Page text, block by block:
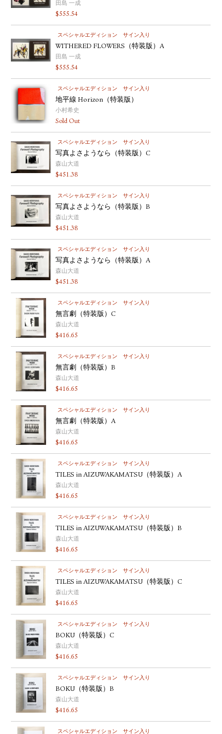
田島 一成
$555.54
スペシャルエディション サイン入り
WITHERED FLOWERS（特装版）A
田島 一成
$555.54
スペシャルエディション サイン入り
地平線 Horizon（特装版）
小村希史
Sold Out
スペシャルエディション サイン入り
写真よさようなら（特装版）C
森山大道
$451.38
スペシャルエディション サイン入り
写真よさようなら（特装版）B
森山大道
$451.38
スペシャルエディション サイン入り
写真よさようなら（特装版）A
森山大道
$451.38
スペシャルエディション サイン入り
無言劇（特装版）C
森山大道
$416.65
スペシャルエディション サイン入り
無言劇（特装版）B
森山大道
$416.65
スペシャルエディション サイン入り
無言劇（特装版）A
森山大道
$416.65
スペシャルエディション サイン入り
TILES in AIZUWAKAMATSU（特装版）A
森山大道
$416.65
スペシャルエディション サイン入り
TILES in AIZUWAKAMATSU（特装版）B
森山大道
$416.65
スペシャルエディション サイン入り
TILES in AIZUWAKAMATSU（特装版）C
森山大道
$416.65
スペシャルエディション サイン入り
BOKU（特装版）C
森山大道
$416.65
スペシャルエディション サイン入り
BOKU（特装版）B
森山大道
$416.65
スペシャルエディション サイン入り